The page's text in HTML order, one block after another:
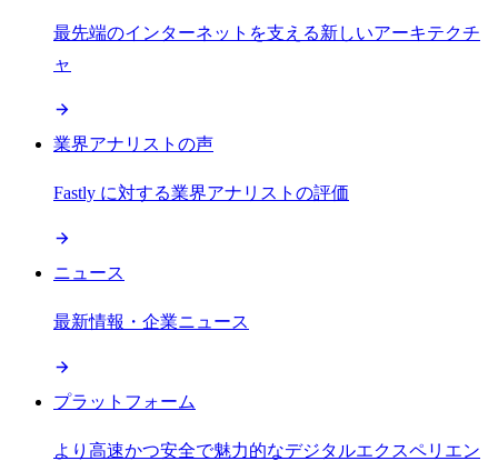
最先端のインターネットを支える新しいアーキテクチ
ャ
業界アナリストの声
Fastly に対する業界アナリストの評価
ニュース
最新情報・企業ニュース
プラットフォーム
より高速かつ安全で魅力的なデジタルエクスペリエン